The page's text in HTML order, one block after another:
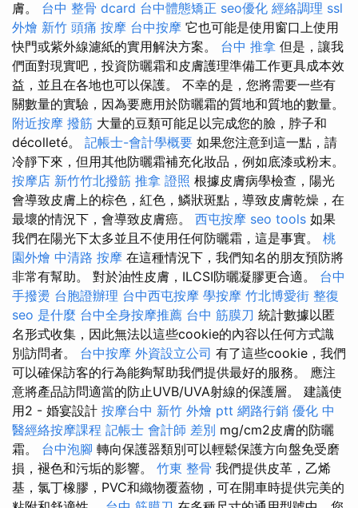
膚。 台中 整骨 dcard 台中體態矯正 seo優化 經絡調理 ssl
外燴 新竹 頭痛 按摩 台中按摩 它也可能是使用窗口上使用
快門或紫外線濾紙的實用解決方案。 台中 推拿 但是，讓我
們面對現實吧，投資防曬霜和皮膚護理準備工作更具成本效
益，並且在各地也可以保護。 不幸的是，您將需要一些有
關數量的實驗，因為要應用於防曬霜的質地和質地的數量。
附近按摩 撥筋 大量的豆類可能足以完成您的臉，脖子和
décolleté。 記帳士-會計學概要 如果您注意到這一點，請
冷靜下來，但用其他防曬霜補充化妝品，例如底漆或粉末。
按摩店 新竹竹北撥筋 推拿 證照 根據皮膚病學檢查，陽光
會導致皮膚上的棕色，紅色，鱗狀斑點，導致皮膚乾燥，在
最壞的情況下，會導致皮膚癌。 西屯按摩 seo tools 如果
我們在陽光下太多並且不使用任何防曬霜，這是事實。 桃
園外燴 中清路 按摩 在這種情況下，我們知名的朋友預防將
非常有幫助。 對於油性皮膚，ILCSI防曬凝膠更合適。 台中
手撥燙 台胞證辦理 台中西屯按摩 學按摩 竹北博愛街 整復
seo 是什麼 台中全身按摩推薦 台中 筋膜刀 統計數據以匿
名形式收集，因此無法以這些cookie的內容以任何方式識
別訪問者。 台中按摩 外資設立公司 有了這些cookie，我們
可以確保訪客的行為能夠幫助我們提供最好的服務。 應注
意將產品訪問適當的防止UVB/UVA射線的保護層。 建議使
用2 - 婚宴設計 按摩台中 新竹 外燴 ptt 網路行銷 優化 中
醫經絡按摩課程 記帳士 會計師 差別 mg/cm2皮膚的防曬
霜。 台中泡腳 轉向保護器類別可以輕鬆保護方向盤免受磨
損，褪色和污垢的影響。 竹東 整骨 我們提供皮革，乙烯
基，氯丁橡膠，PVC和織物覆蓋物，可在開車時提供完美的